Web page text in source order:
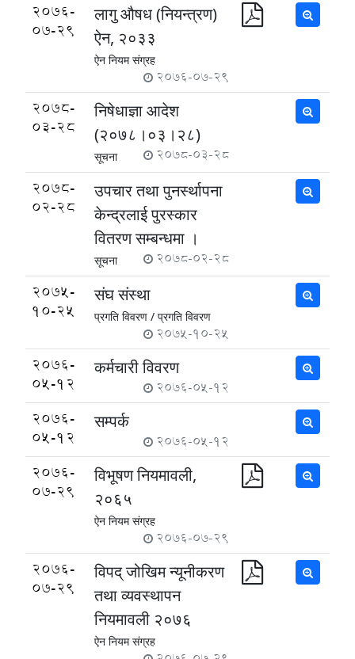
2076-
07-29
लागु औषध (नियन्त्रण)
ऐन, २०३३
ऐन नियम संग्रह
2076-07-29
2078-
03-28
निषेधाज्ञा आदेश
(२०७८।०३।२८)
सूचना 2078-03-28
2078-
02-28
उपचार तथा पुनर्स्थापना
केन्द्रलाई पुरस्कार
वितरण सम्बन्धमा ।
सूचना 2078-02-28
2075-
10-25
संघ संस्था
प्रगति विवरण / प्रगति विवरण
2075-10-25
2076-
05-12
कर्मचारी विवरण
2076-05-12
2076-
05-12
सम्पर्क
2076-05-12
2076-
07-29
विभूषण नियमावली,
२०६५
ऐन नियम संग्रह
2076-07-29
2076-
07-29
विपद् जोखिम न्यूनीकरण
तथा व्यवस्थापन
नियमावली २०७६
ऐन नियम संग्रह